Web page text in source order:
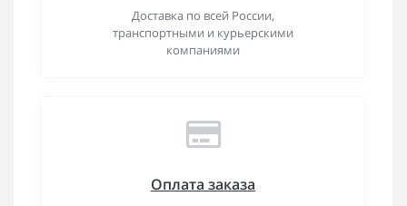
Доставка по всей России,
транспортными и курьерскими
компаниями
Оплата заказа